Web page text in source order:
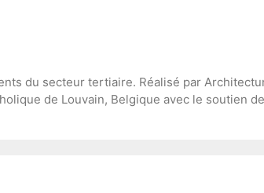
du secteur tertiaire. Réalisé par
de Louvain, Belgique avec le soutien